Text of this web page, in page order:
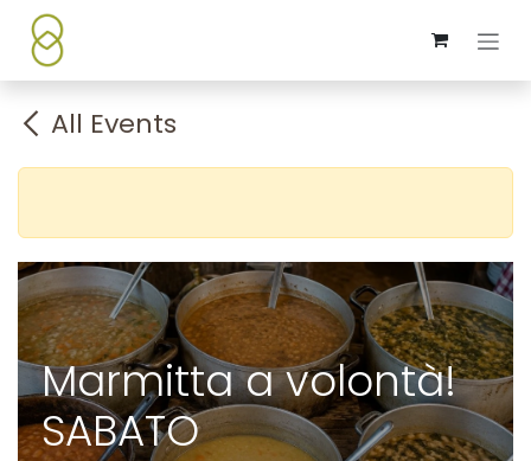
Skip to Content
All Events
Marmitta a volontà!
SABATO